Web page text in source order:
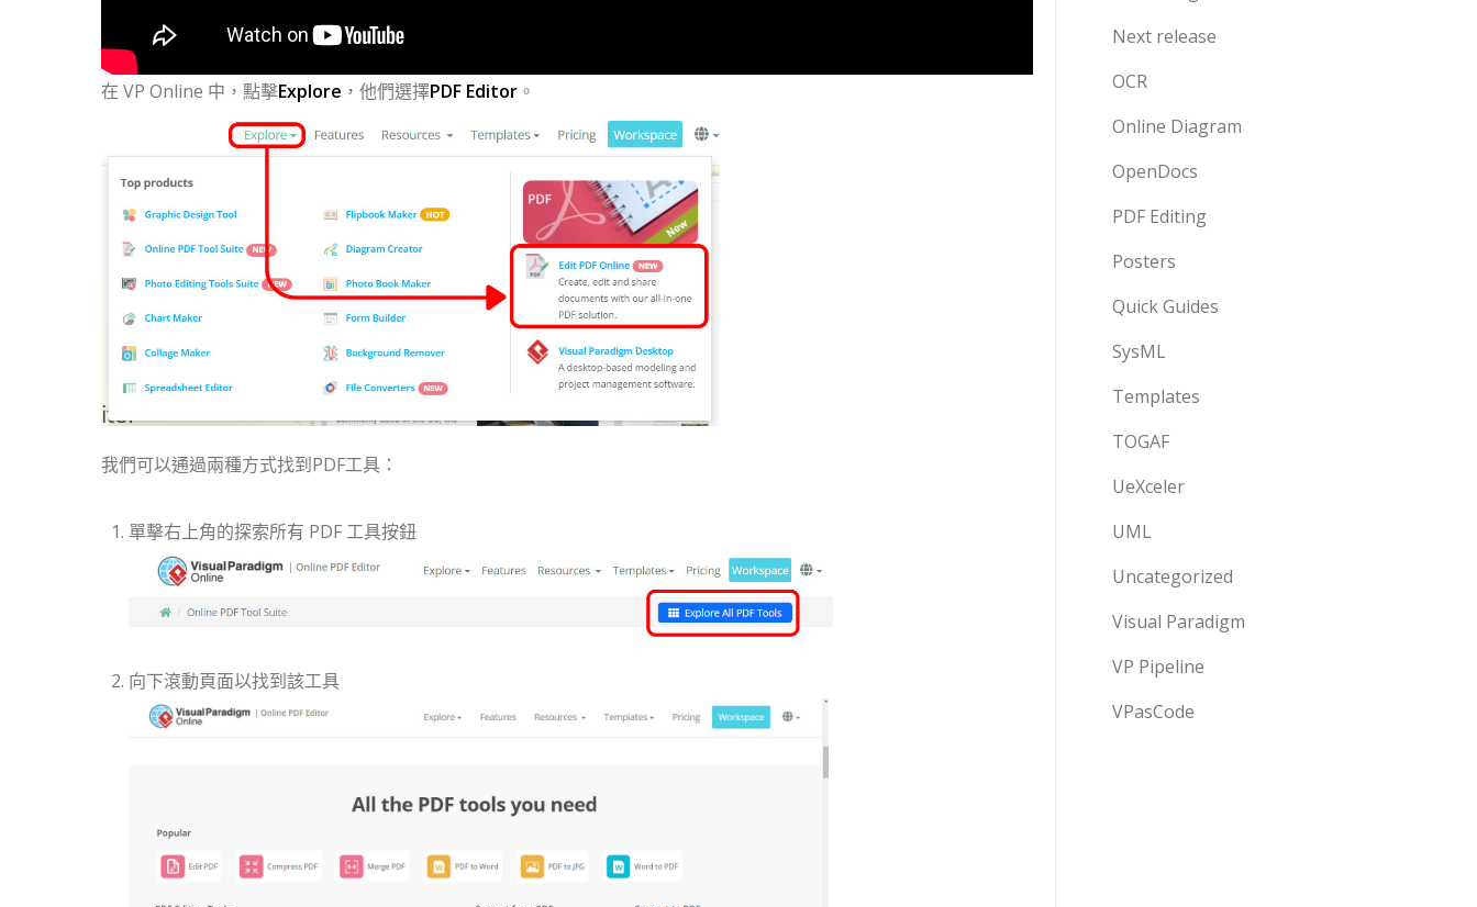
在 VP Online 中，點擊Explore ，他們選擇PDF Editor 。
我們可以通過兩種方式找到PDF工具：
單擊右上角的探索所有 PDF 工具按鈕
向下滾動頁面以找到該工具
Next release
OCR
Online Diagram
OpenDocs
PDF Editing
Posters
Quick Guides
SysML
Templates
TOGAF
UeXceler
UML
Uncategorized
Visual Paradigm
VP Pipeline
VPasCode